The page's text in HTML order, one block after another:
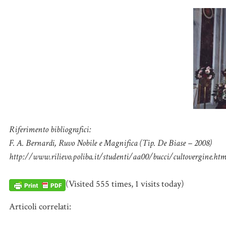
Riferimento bibliografici:
F. A. Bernardi, Ruvo Nobile e Magnifica (Tip. De Biase – 2008)
http://www.rilievo.poliba.it/studenti/aa00/bucci/
(Visited 555 times, 1 visits today)
Articoli correlati: